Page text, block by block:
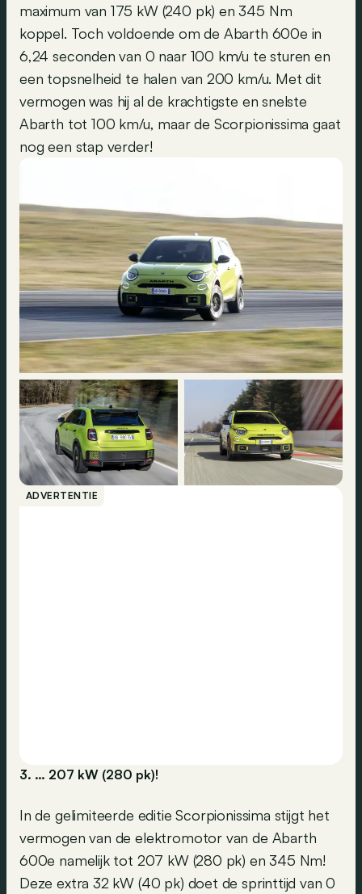
maximum van 175 kW (240 pk) en 345 Nm
koppel. Toch voldoende om de Abarth 600e in
6,24 seconden van 0 naar 100 km/u te sturen en
een topsnelheid te halen van 200 km/u. Met dit
vermogen was hij al de krachtigste en snelste
Abarth tot 100 km/u, maar de Scorpionissima gaat
nog een stap verder!
ADVERTENTIE
3. … 207 kW (280 pk)!
In de gelimiteerde editie Scorpionissima stijgt het
vermogen van de elektromotor van de Abarth
600e namelijk tot 207 kW (280 pk) en 345 Nm!
Deze extra 32 kW (40 pk) doet de sprinttijd van 0